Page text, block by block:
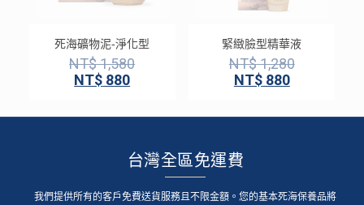
死海礦物泥-淨化型
NT$1,580
NT$ 880
緊緻臉型精華液
NT$1,280
NT$880
台灣全區免運費
我們提供所有的客戶免費送貨服務且不限金額。您的基本死海保養品將